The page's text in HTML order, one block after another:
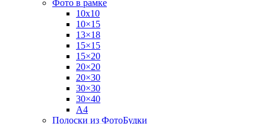
Фото в рамке
10х10
10×15
13×18
15×15
15×20
20×20
20×30
30×30
30×40
A4
Полоски из ФотоБудки